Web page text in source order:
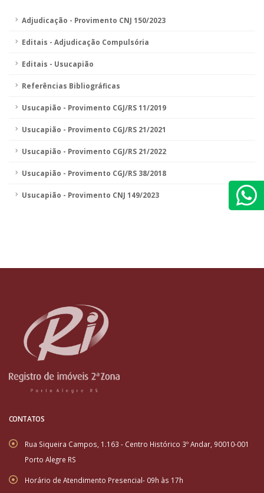
Adjudicação - Provimento CNJ 150/2023
Editais - Adjudicação Compulsória
Editais - Usucapião
Referências Bibliográficas
Usucapião - Provimento CGJ/RS 11/2019
Usucapião - Provimento CGJ/RS 21/2021
Usucapião - Provimento CGJ/RS 21/2022
Usucapião - Provimento CGJ/RS 38/2018
Usucapião - Provimento CNJ 149/2023
CONTATOS
Rua Siqueira Campos, 1.163 - Centro Histórico 3º Andar, 90010-001
Porto Alegre RS
Horário de Atendimento Presencial- 09h às 17h